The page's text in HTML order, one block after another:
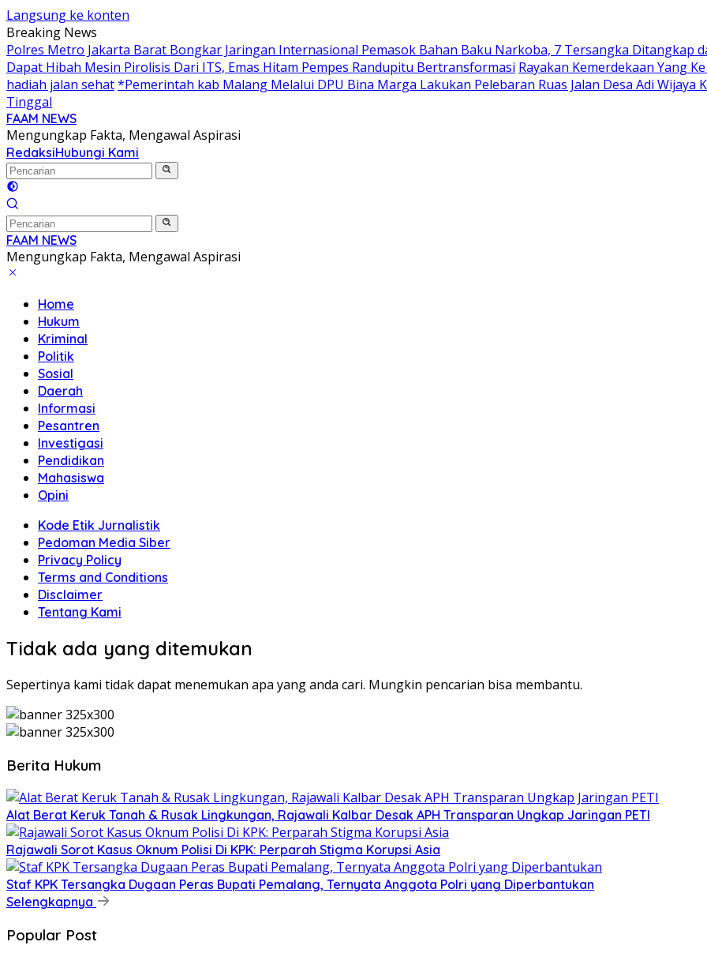
Langsung ke konten
Breaking News
Polres Metro Jakarta Barat Bongkar Jaringan Internasional Pemasok Bahan Baku Narkoba, 7 Tersangka Ditangkap
Dapat Hibah Mesin Pirolisis Dari ITS, Emas Hitam Pempes Randupitu Bertransformasi Rayakan Kemerdekaan Yang
hadiah jalan sehat*Pemerintah kab Malang Melalui DPU Bina Marga Lakukan Pelebaran Ruas Jalan Desa Adi Wijaya
Tinggal
FAAM NEWS
Mengungkap Fakta, Mengawal Aspirasi
RedaksiHubungi Kami
FAAM NEWS
Mengungkap Fakta, Mengawal Aspirasi
Home
Hukum
Kriminal
Politik
Sosial
Daerah
Informasi
Pesantren
Investigasi
Pendidikan
Mahasiswa
Opini
Kode Etik Jurnalistik
Pedoman Media Siber
Privacy Policy
Terms and Conditions
Disclaimer
Tentang Kami
Tidak ada yang ditemukan
Sepertinya kami tidak dapat menemukan apa yang anda cari. Mungkin pencarian bisa membantu.
Berita Hukum
Alat Berat Keruk Tanah & Rusak Lingkungan, Rajawali Kalbar Desak APH Transparan Ungkap Jaringan PETI
Rajawali Sorot Kasus Oknum Polisi Di KPK: Perparah Stigma Korupsi Asia
Staf KPK Tersangka Dugaan Peras Bupati Pemalang, Ternyata Anggota Polri yang Diperbantukan
Selengkapnya
Popular Post